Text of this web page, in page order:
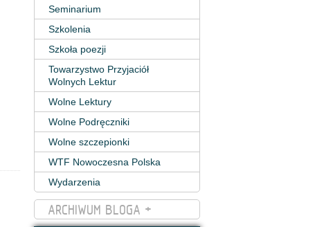
Seminarium
Szkolenia
Szkoła poezji
Towarzystwo Przyjaciół
Wolnych Lektur
Wolne Lektury
Wolne Podręczniki
Wolne szczepionki
WTF Nowoczesna Polska
Wydarzenia
ARCHIWUM BLOGA +